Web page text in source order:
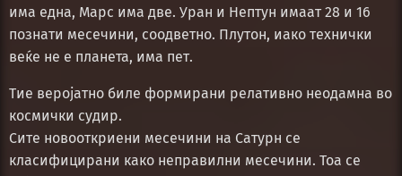
има една, Марс има две. Уран и Нептун имаат 28 и 16
познати месечини, соодветно. Плутон, иако технички
веќе не е планета, има пет.
Тие веројатно биле формирани релативно неодамна во
космички судир.
Сите новооткриени месечини на Сатурн се
класифицирани како неправилни месечини. Тоа се